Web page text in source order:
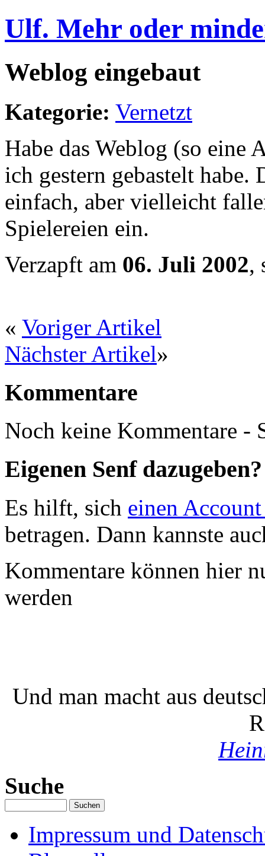
Ulf. Mehr oder
Weblog eingebaut
Kategorie: Vernetzt
Habe das Weblog (so eine
ich gestern gebastelt habe.
einfach, aber vielleicht
Spielereien ein.
Verzapft am 06. Juli 2002,
« Voriger Artikel
Nächster Artikel»
Kommentare
Noch keine Kommentare -
Eigenen Senf dazugeben?
Es hilft, sich einen
betragen. Dann kannste
Kommentare können hier
werden
Und man macht aus
Suche
Impressum und